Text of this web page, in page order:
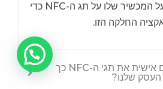
הלקוח פשוט מקיש על המכשיר שלו על תג ה-NFC כדי
החלקה הזו.
ש: האם ניתן להתאים אישית את תגי ה-NFC כך
העסק שלנו?